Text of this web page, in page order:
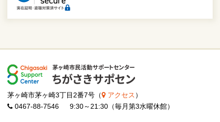
茅ヶ崎市茅ヶ崎3丁目2番7号（ アクセス ）
0467-88-7546 9:30～21:30（毎月第3水曜休館）